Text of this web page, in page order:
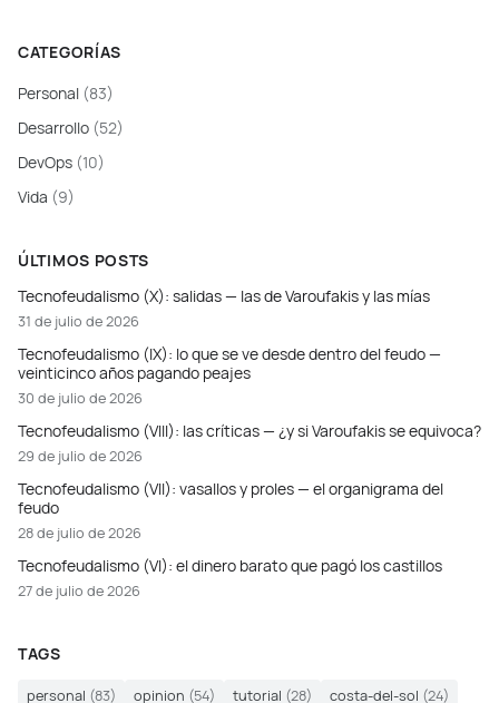
CATEGORÍAS
Personal (83)
Desarrollo (52)
DevOps (10)
Vida (9)
ÚLTIMOS POSTS
Tecnofeudalismo (X): salidas — las de Varoufakis y las mías
31 de julio de 2026
Tecnofeudalismo (IX): lo que se ve desde dentro del feudo —
veinticinco años pagando peajes
30 de julio de 2026
Tecnofeudalismo (VIII): las críticas — ¿y si Varoufakis se equivoca?
29 de julio de 2026
Tecnofeudalismo (VII): vasallos y proles — el organigrama del
feudo
28 de julio de 2026
Tecnofeudalismo (VI): el dinero barato que pagó los castillos
27 de julio de 2026
TAGS
personal (83) opinion (54) tutorial (28) costa-del-sol (24)